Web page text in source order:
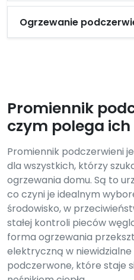
Ogrzewanie
Promiennik
czym polega
Promiennik podczerwieni
dla wszystkich, którzy
ogrzewania domu. Są to
co czyni je idealnym
środowisko, w
stałej kontroli pieców
forma ogrzewania
elektryczną w
podczerwone, które staje